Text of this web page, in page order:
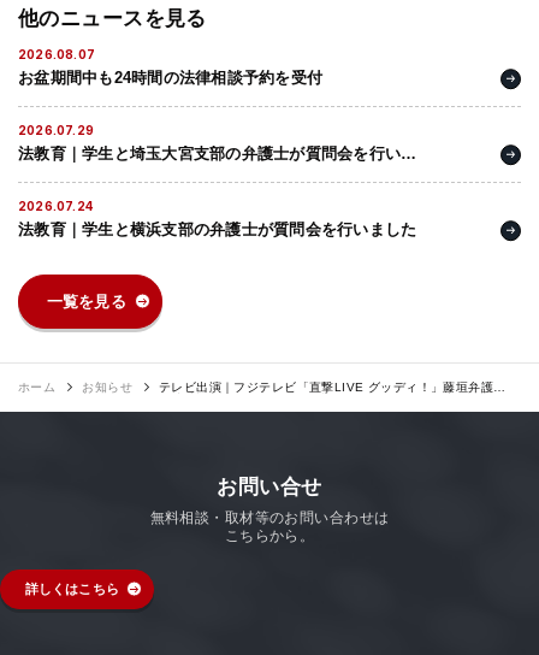
他のニュースを見る
2026.08.07
お盆期間中も24時間の法律相談予約を受付
2026.07.29
法教育｜学生と埼玉大宮支部の弁護士が質問会を行いま
2026.07.24
法教育｜学生と横浜支部の弁護士が質問会を行いました
一覧を見る
ホーム お知らせ
テレビ出演｜フジテレビ「直撃LIVE グッディ！」藤垣弁護士
お問い合せ
無料相談・取材等のお問い合わせは
こちらから。
詳しくはこちら
特設サイト
相談先情報サイト
法人グループ
プライバシーポリシー